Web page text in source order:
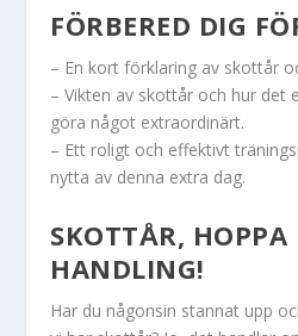
FÖRBERED DIG
– En kort förklaring av skottår
– Vikten av skottår och hur det
göra något extraordinärt.
– Ett roligt och effektivt
nytta av denna extra dag.
SKOTTÅR,
HANDLING!
Har du någonsin stannat upp